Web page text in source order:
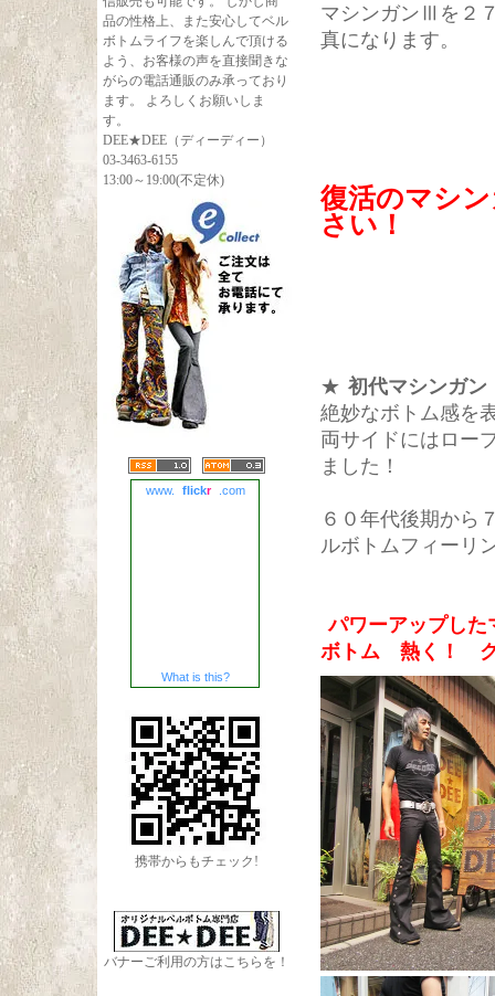
品の性格上、また安心してベル
ボトムライフを楽しんで頂ける
よう、お客様の声を直接聞きな
がらの電話通販のみ承っており
ます。 よろしくお願いしま
す。
DEE★DEE（ディーディー）
03-3463-6155
13:00～19:00(不定休)
www. flickr .com
What is this?
携帯からもチェック!
バナーご利用の方はこちらを！
マシンガンⅢを２
真になります。
復活のマシ
さい！
★ 初代マシンガン
絶妙なボトム感を
両サイドにはロー
ました！
６０年代後期から
ルボトムフィーリ
パワーアップし
ボトム 熱く！ ク